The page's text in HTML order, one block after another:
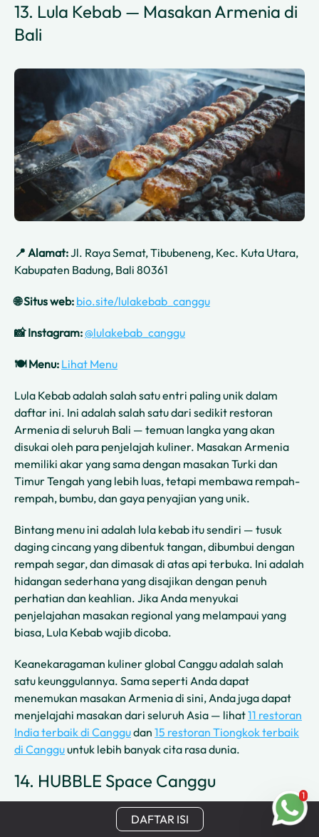
DAFTAR ISI
13. Lula Kebab — Masakan Armenia di
Bali
📍 Alamat:Jl. Raya Semat, Tibubeneng, Kec. Kuta Utara,
Kabupaten Badung, Bali 80361
🌐 Situs web: bio.site/lulakebab_canggu
📸 Instagram:@lulakebab_canggu
🍽️ Menu: Lihat Menu
Lula Kebab adalah salah satu entri paling unik dalam
daftar ini. Ini adalah salah satu dari sedikit restoran
Armenia di seluruh Bali — temuan langka yang akan
disukai oleh para penjelajah kuliner. Masakan Armenia
memiliki akar yang sama dengan masakan Turki dan
Timur Tengah yang lebih luas, tetapi membawa rempah-
rempah, bumbu, dan gaya penyajian yang unik.
Bintang menu ini adalah lula kebab itu sendiri — tusuk
daging cincang yang dibentuk tangan, dibumbui dengan
rempah segar, dan dimasak di atas api terbuka. Ini adalah
hidangan sederhana yang disajikan dengan penuh
perhatian dan keahlian. Jika Anda menyukai
penjelajahan masakan regional yang melampaui yang
biasa, Lula Kebab wajib dicoba.
Keanekaragaman kuliner global Canggu adalah salah
satu keunggulannya. Sama seperti Anda dapat
menemukan masakan Armenia di sini, Anda juga dapat
menjelajahi masakan dari seluruh Asia — lihat11 restoran
India terbaik di Canggudan 15 restoran Tiongkok terbaik
di Cangguuntuk lebih banyak cita rasa dunia.
14. HUBBLE Space Canggu
1